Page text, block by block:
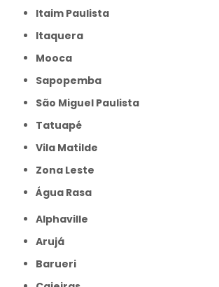
Itaim Paulista
Itaquera
Mooca
Sapopemba
São Miguel Paulista
Tatuapé
Vila Matilde
Zona Leste
Água Rasa
Alphaville
Arujá
Barueri